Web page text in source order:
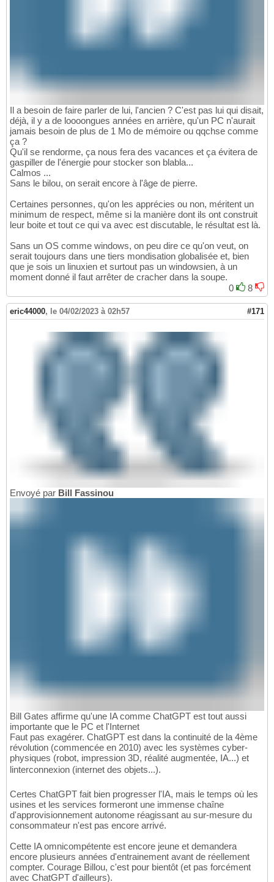
Il a besoin de faire parler de lui, l'ancien ? C'est pas lui qui disait,
déjà, il y a de loooongues années en arrière, qu'un PC n'aurait
jamais besoin de plus de 1 Mo de mémoire ou qqchse comme
ça ?
Qu'il se rendorme, ça nous fera des vacances et ça évitera de
gaspiller de l'énergie pour stocker son blabla...
Calmos ...
Sans le bilou, on serait encore à l'âge de pierre.
Certaines personnes, qu'on les apprécies ou non, méritent un
minimum de respect, même si la manière dont ils ont construit
leur boite et tout ce qui va avec est discutable, le résultat est là.
Sans un OS comme windows, on peu dire ce qu'on veut, on
serait toujours dans une tiers mondisation globalisée et, bien
que je sois un linuxien et surtout pas un windowsien, à un
moment donné il faut arrêter de cracher dans la soupe.
0
8
eric44000, le 04/02/2023 à 02h57 #171
Envoyé par Bill Fassinou
Bill Gates affirme qu'une IA comme ChatGPT est tout aussi
importante que le PC et l'Internet
Faut pas exagérer. ChatGPT est dans la continuité de la 4ème
révolution (commencée en 2010) avec les systèmes cyber-
physiques (robot, impression 3D, réalité augmentée, IA...) et
linterconnexion (internet des objets...).
Certes ChatGPT fait bien progresser l'IA, mais le temps où les
usines et les services formeront une immense chaîne
d'approvisionnement autonome réagissant au sur-mesure du
consommateur n'est pas encore arrivé.
Cette IA omnicompétente est encore jeune et demandera
encore plusieurs années d'entrainement avant de réellement
compter. Courage Billou, c'est pour bientôt (et pas forcément
avec ChatGPT d'ailleurs).